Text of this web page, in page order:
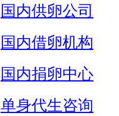
国内供卵公司
国内借卵机构
国内捐卵中心
单身代生咨询